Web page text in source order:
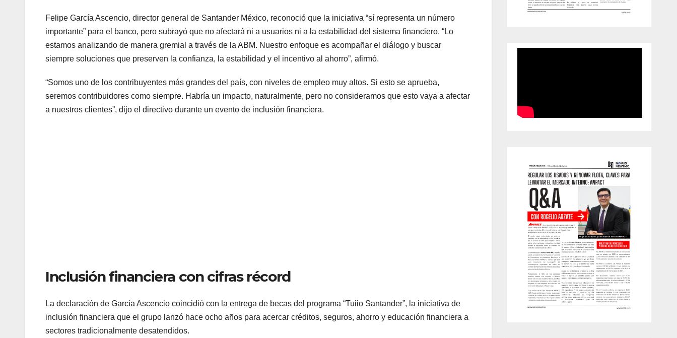
Felipe García Ascencio, director general de Santander México, reconoció que la iniciativa “sí representa un número
importante” para el banco, pero subrayó que no afectará ni a usuarios ni a la estabilidad del sistema financiero. “Lo
estamos analizando de manera gremial a través de la ABM. Nuestro enfoque es acompañar el diálogo y buscar
siempre soluciones que preserven la confianza, la estabilidad y el incentivo al ahorro”, afirmó.
“Somos uno de los contribuyentes más grandes del país, con niveles de empleo muy altos. Si esto se aprueba,
seremos contribuidores como siempre. Habría un impacto, naturalmente, pero no consideramos que esto vaya a afectar
a nuestros clientes”, dijo el directivo durante un evento de inclusión financiera.
Inclusión financiera con cifras récord
La declaración de García Ascencio coincidió con la entrega de becas del programa “Tuiio Santander”, la iniciativa de
inclusión financiera que el grupo lanzó hace ocho años para acercar créditos, seguros, ahorro y educación financiera a
sectores tradicionalmente desatendidos.